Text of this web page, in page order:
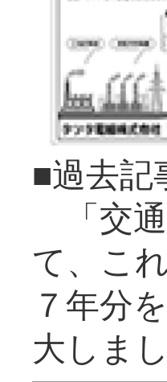
■過去
「交
て、こ
７年分
大